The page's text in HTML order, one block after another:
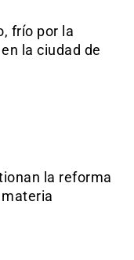
frío por la
la ciudad de
la reforma